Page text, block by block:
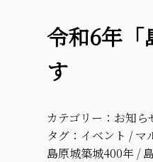
令和6年「
す
カテゴリー： お知ら
タグ： イベント /マ
島原城築城400年 /